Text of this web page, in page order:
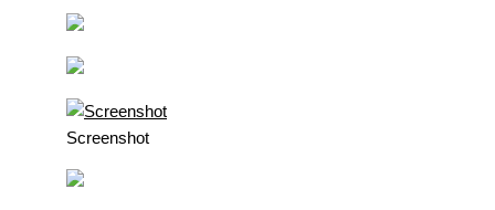
Screenshot